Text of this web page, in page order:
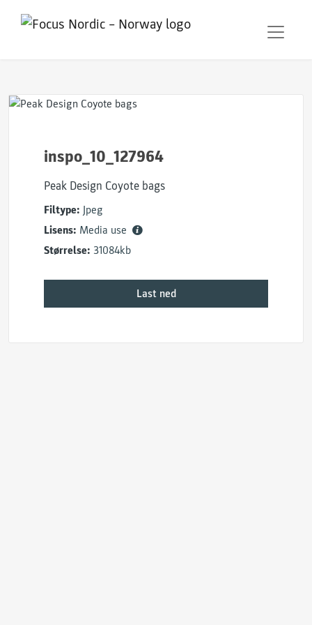
inspo_10_127964
Peak Design Coyote bags
Filtype: Jpeg
Lisens: Media use
Størrelse: 31084kb
Last ned